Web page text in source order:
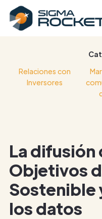
Relaciones con
Inversores
La difusión
Objetivos
Sostenible
los datos